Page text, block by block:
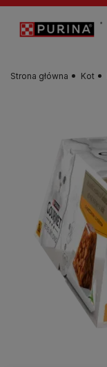
Przejdź do treści
Strona główna Kot